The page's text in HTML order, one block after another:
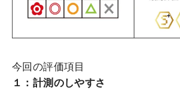
今回の評価項目
１：計測のしやすさ